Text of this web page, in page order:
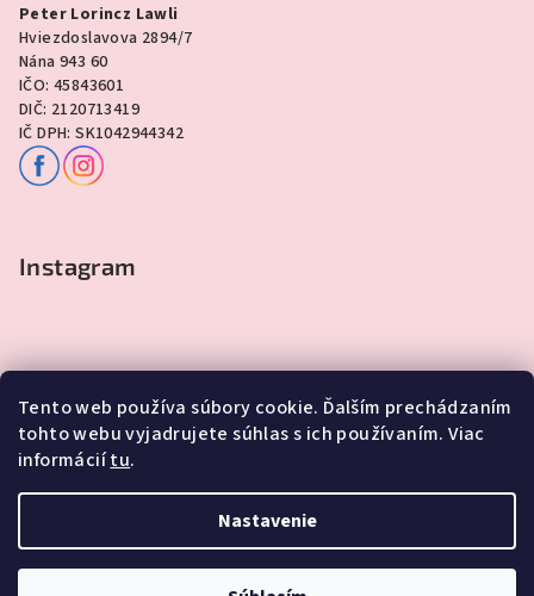
Tento web používa súbory cookie. Ďalším prechádzaním
tohto webu vyjadrujete súhlas s ich používaním. Viac
informáciítu.
Nastavenie
Peter Lorincz Lawli
Hviezdoslavova 2894/7
Nána 943 60
IČO: 45843601
DIČ: 2120713419
IČ DPH: SK1042944342
Instagram
Sledovať na Instagrame